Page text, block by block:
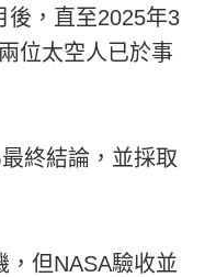
後，直至2025年3
位太空人已於事
終結論，並採取
，但NASA驗收並